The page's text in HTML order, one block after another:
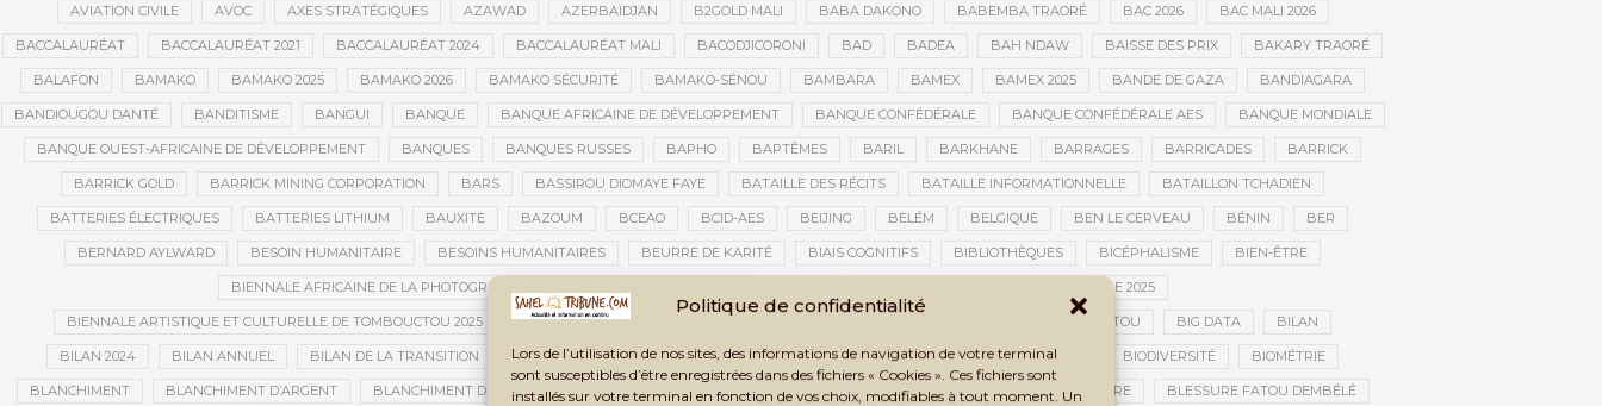
Politique de confidentialité
Lors de l’utilisation de nos sites, des informations de navigation de votre terminal
sont susceptibles d’être enregistrées dans des fichiers « Cookies ». Ces fichiers sont
installés sur votre terminal en fonction de vos choix, modifiables à tout moment. Un
AVIATION CIVILE AVOC AXES STRATÉGIQUES AZAWAD AZERBAÏDJAN B2GOLD MALI BABA DAKONO BABEMBA TRAORÉ BAC 2026 BAC MALI 2026
BACCALAURÉAT BACCALAURÉAT 2021 BACCALAURÉAT 2024 BACCALAURÉAT MALI BACODJICORONI BAD BADEA BAH NDAW BAISSE DES PRIX BAKARY TRAORÉ
BALAFON BAMAKO BAMAKO 2025 BAMAKO 2026 BAMAKO SÉCURITÉ BAMAKO-SÉNOU BAMBARA BAMEX BAMEX 2025 BANDE DE GAZA BANDIAGARA
BANDIOUGOU DANTÉ BANDITISME BANGUI BANQUE BANQUE AFRICAINE DE DÉVELOPPEMENT BANQUE CONFÉDÉRALE BANQUE CONFÉDÉRALE AES BANQUE MONDIALE
BANQUE OUEST-AFRICAINE DE DÉVELOPPEMENT BANQUES BANQUES RUSSES BAPHO BAPTÊMES BARIL BARKHANE BARRAGES BARRICADES BARRICK
BARRICK GOLD BARRICK MINING CORPORATION BARS BASSIROU DIOMAYE FAYE BATAILLE DES RÉCITS BATAILLE INFORMATIONNELLE BATAILLON TCHADIEN
BATTERIES ÉLECTRIQUES BATTERIES LITHIUM BAUXITE BAZOUM BCEAO BCID-AES BEIJING BELÉM BELGIQUE BEN LE CERVEAU BÉNIN BER
BERNARD AYLWARD BESOIN HUMANITAIRE BESOINS HUMANITAIRES BEURRE DE KARITÉ BIAIS COGNITIFS BIBLIOTHÈQUES BICÉPHALISME BIEN-ÊTRE
BIENNALE AFRICAINE DE LA PHOTOGRAPHIE BIENNALE ARTISTIQUE ET CULTURELLE 2025
BIENNALE ARTISTIQUE ET CULTURELLE DE TOMBOUCTOU 2025 BIENNALE ARTISTIQUE ET CULTURELLE TOMBOUCTOU 2025 BIENNALE DE TOMBOUCTOU BIG DATA BILAN
BILAN 2024 BILAN ANNUEL BILAN DE LA TRANSITION BILAN DES ACTIVITÉS BILAN ET PERSPECTIVES BILAN HUMAIN BINTOU BIODIVERSITÉ BIOMÉTRIE
BLANCHIMENT BLANCHIMENT D’ARGENT BLANCHIMENT DE CAPITAUX BLASPHÈME BLÉ BLÉ RUSSE BLESSÉS BLESSÉS DE GUERRE BLESSURE FATOU DEMBÉLÉ